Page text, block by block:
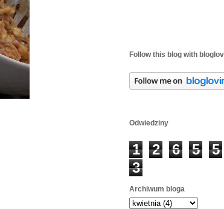
Follow this blog with
Odwiedziny
1 2 6 5 5
3
Archiwum bloga